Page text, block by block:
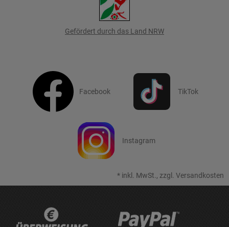
Gefördert durch das Land NRW
Facebook TikTok
Instagram
* inkl. MwSt., zzgl. Versandkosten